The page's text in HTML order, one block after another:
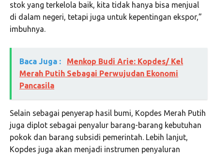
stok yang terkelola baik, kita tidak hanya bisa menjual
di dalam negeri, tetapi juga untuk kepentingan ekspor,”
imbuhnya.
Baca Juga :
Menkop Budi Arie: Kopdes/ Kel
Merah Putih Sebagai Perwujudan Ekonomi
Pancasila
Selain sebagai penyerap hasil bumi, Kopdes Merah Putih
juga diplot sebagai penyalur barang-barang kebutuhan
pokok dan barang subsidi pemerintah. Lebih lanjut,
Kopdes juga akan menjadi instrumen penyaluran